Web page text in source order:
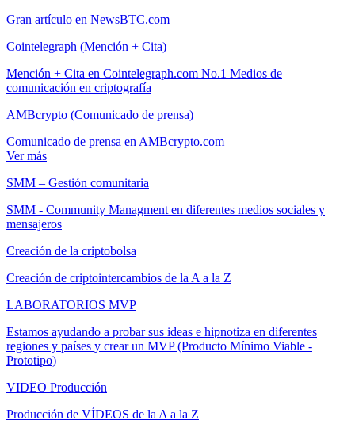
Gran artículo en NewsBTC.com
Cointelegraph (Mención + Cita)
Mención + Cita en Cointelegraph.com No.1 Medios de
comunicación en criptografía
AMBcrypto (Comunicado de prensa)
Comunicado de prensa en AMBcrypto.com
Ver más
SMM – Gestión comunitaria
SMM - Community Managment en diferentes medios sociales y
mensajeros
Creación de la criptobolsa
Creación de criptointercambios de la A a la Z
LABORATORIOS MVP
Estamos ayudando a probar sus ideas e hipnotiza en diferentes
regiones y países y crear un MVP (Producto Mínimo Viable -
Prototipo)
VIDEO Producción
Producción de VÍDEOS de la A a la Z